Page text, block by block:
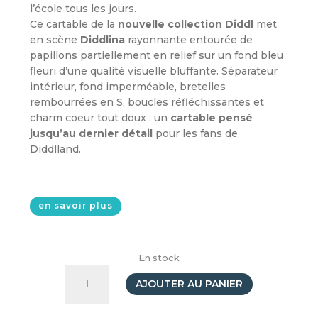
l’école tous les jours.
Ce cartable de la nouvelle collection Diddl met
en scène Diddlina rayonnante entourée de
papillons partiellement en relief sur un fond bleu
fleuri d’une qualité visuelle bluffante. Séparateur
intérieur, fond imperméable, bretelles
rembourrées en S, boucles réfléchissantes et
charm coeur tout doux : un cartable pensé
jusqu’au dernier détail pour les fans de
Diddlland.
en savoir plus
En stock
AJOUTER AU PANIER